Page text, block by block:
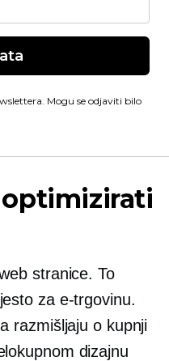
Mogu se odjaviti bilo
stranice. To
za e-trgovinu.
razmišljaju o kupnji
dizajnu